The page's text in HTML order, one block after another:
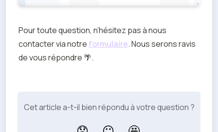
Pour toute question, n’hésitez pas à nous
contacter via notre formulaire. Nous serons ravis
de vous répondre 🌴.
Cet article a-t-il bien répondu à votre question ?